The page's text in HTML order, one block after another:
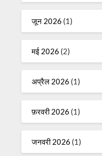
जून 2026 (1)
मई 2026 (2)
अप्रैल 2026 (1)
फ़रवरी 2026 (1)
जनवरी 2026 (1)